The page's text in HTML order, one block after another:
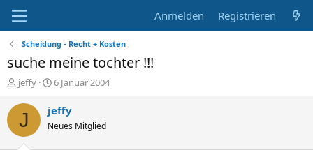
Anmelden Registrieren
Scheidung - Recht + Kosten
suche meine tochter !!!
E
r
s
jeffy
E
r
s
e
6 Januar 2004
J jeffy
Neues Mitglied